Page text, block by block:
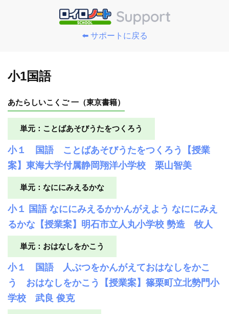
⬅️ サポートに戻る
小1国語
あたらしいこくご 一（東京書籍）
単元：ことばあそびうたをつくろう
小１ 国語 ことばあそびうたをつくろう【授業
案】東海大学付属静岡翔洋小学校 栗山智美
単元：なににみえるかな
小１ 国語 なににみえるかかんがえよう なににみえ
るかな【授業案】明石市立人丸小学校 勢造 牧人
単元：おはなしをかこう
小１ 国語 人ぶつをかんがえておはなしをかこ
う おはなしをかこう【授業案】篠栗町立北勢門小
学校 武良 俊克